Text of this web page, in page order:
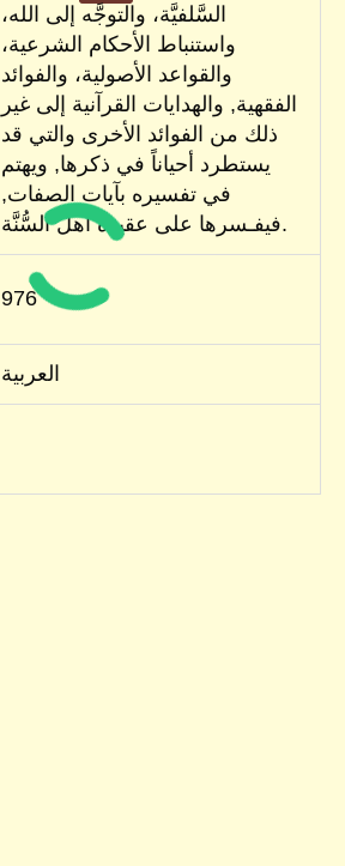
السَّلفيَّة، والتوجَّه إلى الله،
واستنباط الأحكام الشرعية،
والقواعد الأصولية، والفوائد
الفقهية, والهدايات القرآنية إلى غير
ذلك من الفوائد الأخرى والتي قد
يستطرد أحياناً في ذكرها, ويهتم
في تفسيره بآيات الصفات,
فيفـسرها على عقيدة أهل السُّنَّة.
976
العربية